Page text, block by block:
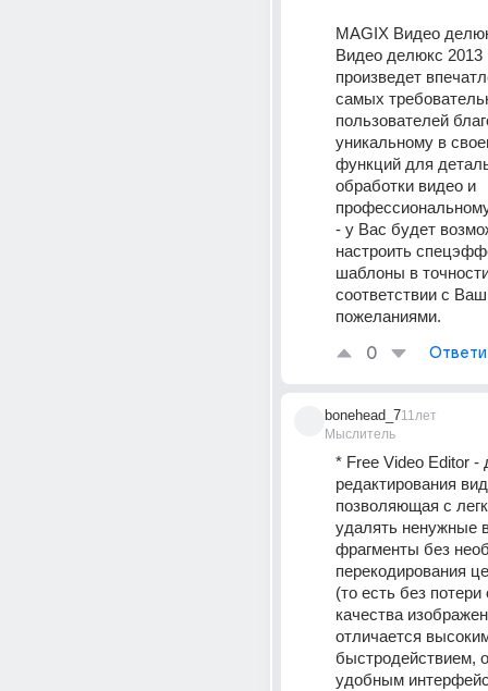
MAGIX Видео
Видео делюкс 2013
произведет
самых
пользователей
уникальному в
функций для
обработки видео и
- у Вас будет
настроить
шаблоны в
соответствии с
пожеланиями.
0
bonehead_7
Мыслитель
11лет
* Free Video Editor -
редактирования
позволяющая с
удалять ненужные
фрагменты без
перекодирования
(то есть без потери
качества
отличается
быстродействием,
удобным